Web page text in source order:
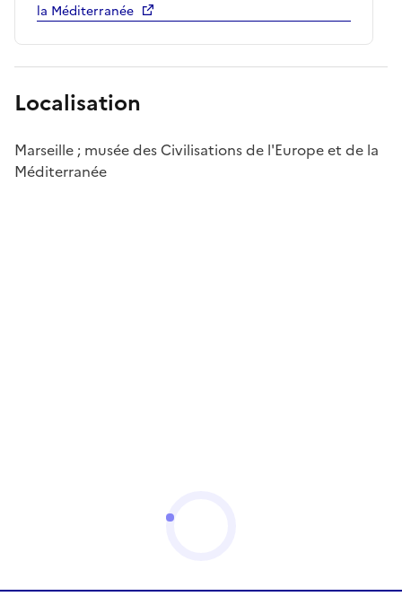
la Méditerranée
Localisation
Marseille ; musée des Civilisations de l'Europe et de la
Méditerranée